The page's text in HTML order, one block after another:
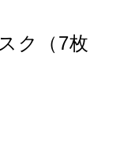
ク（7枚